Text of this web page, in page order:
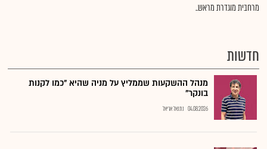
מרחבית מוגדרת מראש..
חדשות
מנהל ההשקעות שממליץ על מניה שהיא "כמו לקנות
בונקר"
04.08.2026 נתנאל אריאל